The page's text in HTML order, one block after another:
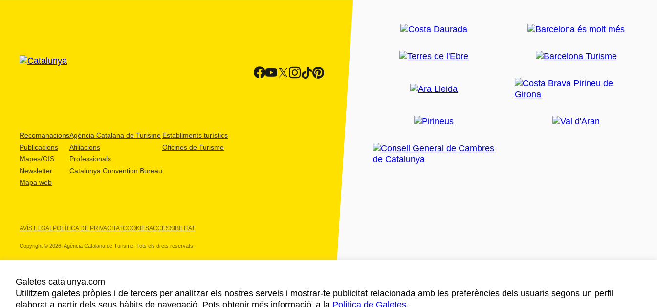
Recomanacions
Publicacions
Mapes/GIS
Newsletter
Mapa web
Agència Catalana de Turisme
Afiliacions
Professionals
Catalunya Convention Bureau
Establiments turístics
Oficines de Turisme
AVÍS LEGALPOLÍTICA DE PRIVACITATCOOKIESACCESSIBILITAT
Copyright © 2026. Agència Catalana de Turisme. Tots els drets reservats.
ELS NOSTRES PARTNERS
Galetes catalunya.com
Utilitzem galetes pròpies i de tercers per analitzar els nostres serveis i mostrar-te publicitat relacionada amb les preferències dels usuaris segons un perfil
elaborat a partir dels seus hàbits de navegació. Pots obtenir més informació a la Política de Galetes.